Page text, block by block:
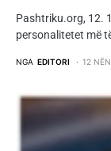
Pashtriku.org, 12.
personalitetet më
NGA EDITORI 12